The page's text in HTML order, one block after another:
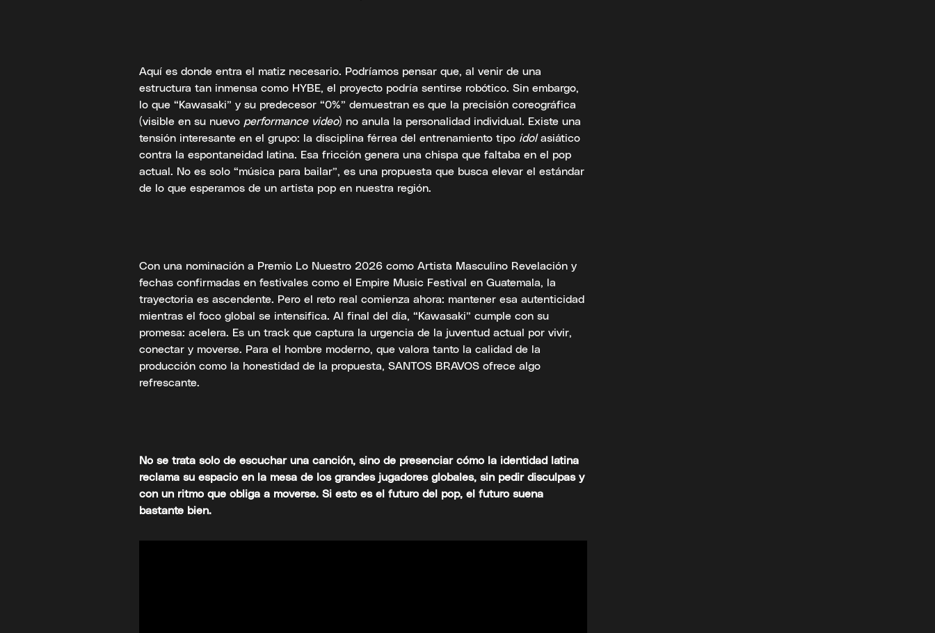
Aquí es donde entra el matiz necesario. Podríamos pensar que, al venir de una
estructura tan inmensa como HYBE, el proyecto podría sentirse robótico. Sin embargo,
lo que “Kawasaki” y su predecesor “0%” demuestran es que la precisión coreográfica
(visible en su nuevo performance video) no anula la personalidad individual. Existe una
tensión interesante en el grupo: la disciplina férrea del entrenamiento tipo idolasiático
contra la espontaneidad latina. Esa fricción genera una chispa que faltaba en el pop
actual. No es solo “música para bailar”, es una propuesta que busca elevar el estándar
de lo que esperamos de un artista pop en nuestra región.
Con una nominación a Premio Lo Nuestro 2026 como Artista Masculino Revelación y
fechas confirmadas en festivales como el Empire Music Festival en Guatemala, la
trayectoria es ascendente. Pero el reto real comienza ahora: mantener esa autenticidad
mientras el foco global se intensifica. Al final del día, “Kawasaki” cumple con su
promesa: acelera. Es un track que captura la urgencia de la juventud actual por vivir,
conectar y moverse. Para el hombre moderno, que valora tanto la calidad de la
producción como la honestidad de la propuesta, SANTOS BRAVOS ofrece algo
refrescante.
No se trata solo de escuchar una canción, sino de presenciar cómo la identidad latina
reclama su espacio en la mesa de los grandes jugadores globales, sin pedir disculpas y
con un ritmo que obliga a moverse. Si esto es el futuro del pop, el futuro suena
bastante bien.